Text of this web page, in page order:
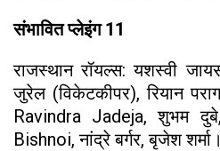
संभावित प्लेइंग 11
राजस्थान रॉयल्स: यशस्वी
जुरेल (विकेटकीपर), रियान
Ravindra Jadeja, शुभम
Bishnoi, नांद्रे बर्गर, बृजेश शर्मा।